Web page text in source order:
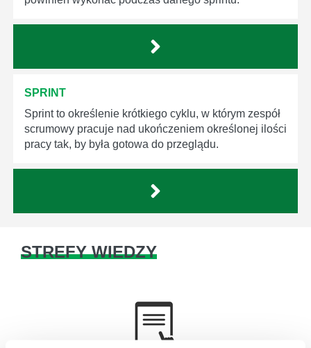
SPRINT
Sprint to określenie krótkiego cyklu, w którym zespół
scrumowy pracuje nad ukończeniem określonej ilości
pracy tak, by była gotowa do przeglądu.
STREFY WIEDZY